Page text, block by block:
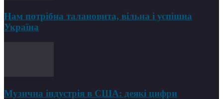
Нам потрібна талановита, вільна і успішна
Україна
Музична індустрія в США: деякі цифри